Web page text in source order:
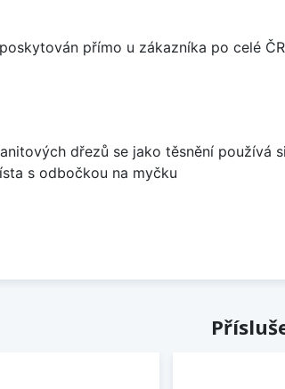
přímo u zákazníka po celé
dřezů se jako těsnění používá
s odbočkou na myčku